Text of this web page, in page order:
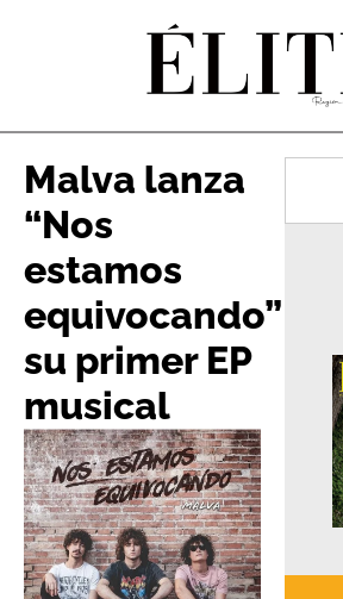
Malva lanza
“Nos
estamos
equivocando”
su primer EP
musical